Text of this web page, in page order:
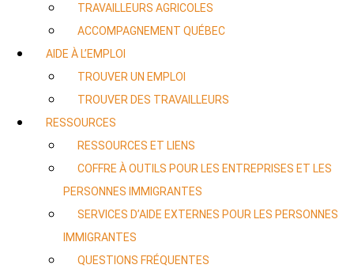
TRAVAILLEURS AGRICOLES
ACCOMPAGNEMENT QUÉBEC
AIDE À L’EMPLOI
TROUVER UN EMPLOI
TROUVER DES TRAVAILLEURS
RESSOURCES
RESSOURCES ET LIENS
COFFRE À OUTILS POUR LES ENTREPRISES ET LES
PERSONNES IMMIGRANTES
SERVICES D’AIDE EXTERNES POUR LES PERSONNES
IMMIGRANTES
QUESTIONS FRÉQUENTES